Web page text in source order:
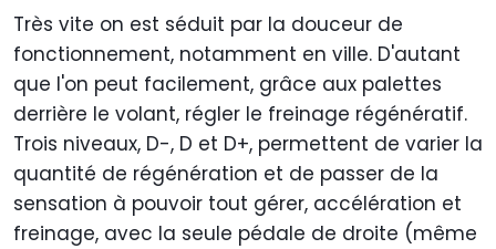
Très vite on est séduit par la douceur de
fonctionnement, notamment en ville. D'autant
que l'on peut facilement, grâce aux palettes
derrière le volant, régler le freinage régénératif.
Trois niveaux, D-, D et D+, permettent de varier la
quantité de régénération et de passer de la
sensation à pouvoir tout gérer, accélération et
freinage, avec la seule pédale de droite (même